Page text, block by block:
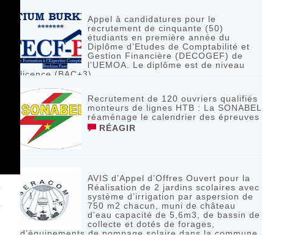
Appel à candidatures pour le
recrutement de cinquante (50)
étudiants en première année du
Diplôme d’Etudes de Comptabilité et
Gestion Financière (DECOGEF) de
l’UEMOA. Le diplôme est de niveau
licence (BAC+3)
Recrutement de 120 ouvriers qualifiés
monteurs de lignes HTB : La SONABEL
réaménage le calendrier des épreuves
RÉAGIR
AVIS d’Appel d’Offres Ouvert pour la
Réalisation de 2 jardins scolaires avec
système d’irrigation par aspersion de
750 m2 chacun, muni de château
d’eau capacité de 5,6m3, de bassin de
collecte et dotés de forages,